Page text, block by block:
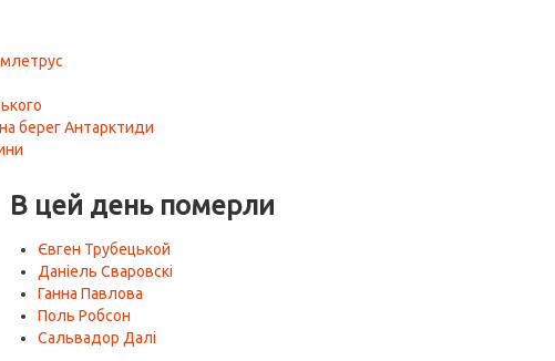
берег Антарктиди
В цей день померли
Євген Трубецькой
Даніель Сваровскі
Ганна Павлова
Поль Робсон
Сальвадор Далі